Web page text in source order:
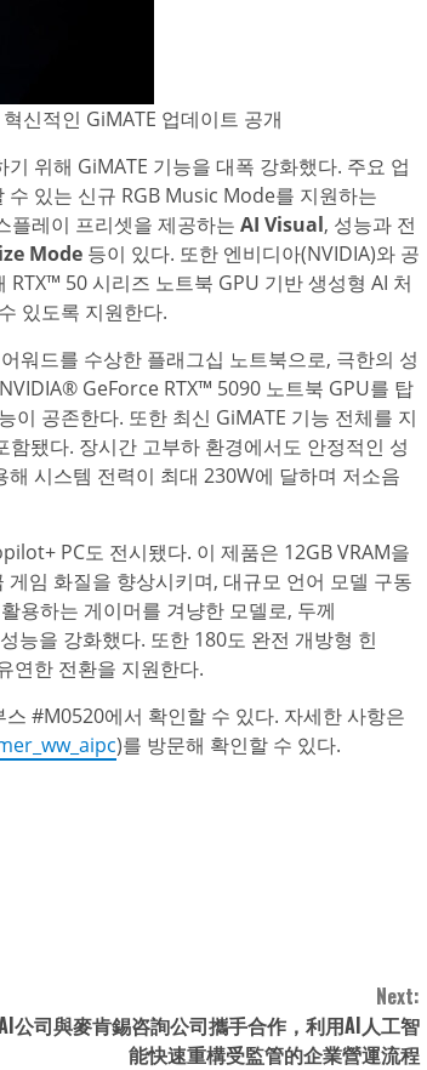
신적인 GiMATE 업데이트 공개
위해 GiMATE 기능을 대폭 강화했다. 주요 업
있는 신규 RGB Music Mode를 지원하는
플레이 프리셋을 제공하는 AI Visual, 성능과 전
Mode 등이 있다. 또한 엔비디아(NVIDIA)와 공
50 시리즈 노트북 GPU 기반 생성형 AI 처
있도록 지원한다.
워드를 수상한 플래그십 노트북으로, 극한의 성
GeForce RTX™ 5090 노트북 GPU를 탑
공존한다. 또한 최신 GiMATE 기능 전체를 지
됐다. 장시간 고부하 환경에서도 안정적인 성
해 시스템 전력이 최대 230W에 달하며 저소음
PC도 전시됐다. 이 제품은 12GB VRAM을
임 화질을 향상시키며, 대규모 언어 모델 구동
용하는 게이머를 겨냥한 모델로, 두께
능을 강화했다. 또한 180도 완전 개방형 힌
연한 전환을 지원한다.
#M0520에서 확인할 수 있다. 자세한 사항은
)를 방문해 확인할 수 있다.
Next:
公司與麥肯錫咨詢公司攜手合作，利用AI人工智
能快速重構受監管的企業營運流程